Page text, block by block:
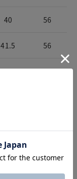
40 56
41.5 56